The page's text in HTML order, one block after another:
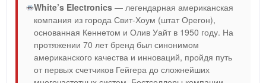
White’s Electronics — легендарная американская
компания из города Свит-Хоум (штат Орегон),
основанная Кеннетом и Олив Уайт в 1950 году. На
протяжении 70 лет бренд был синонимом
американского качества и инноваций, пройдя путь
от первых счетчиков Гейгера до сложнейших